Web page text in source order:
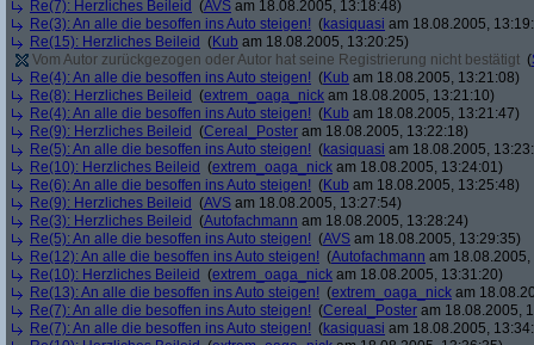
Re(7): Herzliches Beileid (AVS am 18.08.2005, 13:18:48)
Re(3): An alle die besoffen ins Auto steigen! (kasiquasi am 18.08.2005,
Re(15): Herzliches Beileid (Kub am 18.08.2005, 13:20:25)
Vom Autor zurückgezogen oder Autor hat seine Registrierung nicht bestätigt (
Re(4): An alle die besoffen ins Auto steigen! (Kub am 18.08.2005, 13:21:08)
Re(8): Herzliches Beileid (extrem_oaga_nick am 18.08.2005, 13:21:10)
Re(4): An alle die besoffen ins Auto steigen! (Kub am 18.08.2005, 13:21:47)
Re(9): Herzliches Beileid (Cereal_Poster am 18.08.2005, 13:22:18)
Re(5): An alle die besoffen ins Auto steigen! (kasiquasi am 18.08.2005,
Re(10): Herzliches Beileid (extrem_oaga_nick am 18.08.2005, 13:24:01)
Re(6): An alle die besoffen ins Auto steigen! (Kub am 18.08.2005, 13:25:48)
Re(9): Herzliches Beileid (AVS am 18.08.2005, 13:27:54)
Re(3): Herzliches Beileid (Autofachmann am 18.08.2005, 13:28:24)
Re(5): An alle die besoffen ins Auto steigen! (AVS am 18.08.2005, 13:29:35)
Re(12): An alle die besoffen ins Auto steigen! (Autofachmann am
Re(10): Herzliches Beileid (extrem_oaga_nick am 18.08.2005, 13:31:20)
Re(13): An alle die besoffen ins Auto steigen! (extrem_oaga_nick am
Re(7): An alle die besoffen ins Auto steigen! (Cereal_Poster am 18.08.2005,
Re(7): An alle die besoffen ins Auto steigen! (kasiquasi am 18.08.2005,